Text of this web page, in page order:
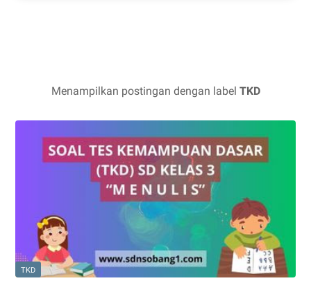
Menampilkan postingan dengan label TKD
TKD